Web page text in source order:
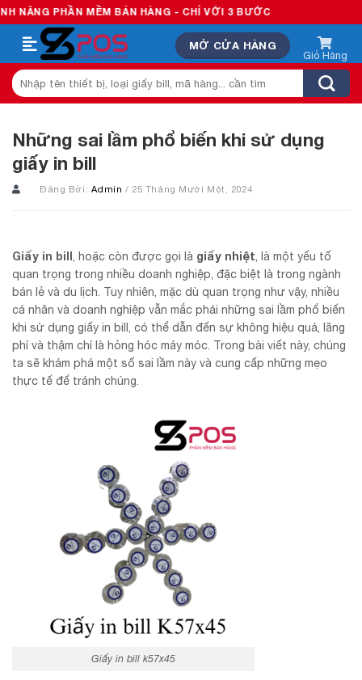
Skip
to
content
MỀM BÁN HÀNG - CHỈ VỚI 3 BƯỚC
MỞ CỬA HÀNG
Tìm
kiếm:
Những sai lầm phổ biến khi sử dụng
giấy in bill
Đăng Bởi: Admin/ 25 Tháng Mười Một, 2024
Giấy in bill , hoặc còn được gọi là giấy nhiệt , là một yếu tố
quan trọng trong nhiều doanh nghiệp, đặc biệt là trong ngành
bán lẻ và du lịch. Tuy nhiên, mặc dù quan trọng như vậy, nhiều
cá nhân và doanh nghiệp vẫn mắc phải những sai lầm phổ biến
khi sử dụng giấy in bill, có thể dẫn đến sự không hiệu quả, lãng
phí và thậm chí là hỏng hóc máy móc. Trong bài viết này, chúng
ta sẽ khám phá một số sai lầm này và cung cấp những mẹo
thực tế để tránh chúng.
Giấy in bill k57x45